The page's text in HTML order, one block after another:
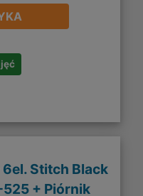
Stitch Black
+ Piórnik